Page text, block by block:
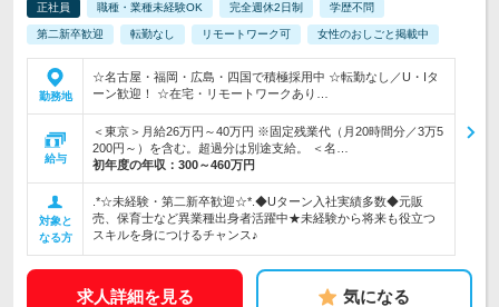
正社員 職種・業種未経験OK 完全週休2日制 学歴不問
第二新卒歓迎 転勤なし リモートワーク可 女性のおしごと掲載中
勤務地
☆名古屋・福岡・広島・四国で積極採用中 ☆転勤なし／U・Iタ
ーン歓迎！ ☆在宅・リモートワークあり…
給与
＜東京＞月給26万円～40万円 ※固定残業代（月20時間分／3万5
200円～）を含む。超過分は別途支給。 ＜名…
初年度の年収： 300～460万円
対象と
なる方
.*☆未経験・第二新卒歓迎☆*.◆Uターン入社実績多数◆元販
売、保育士など異業種出身者活躍中★未経験から将来も役立つ
スキルを身につけるチャンス♪
求人詳細を見る 気になる